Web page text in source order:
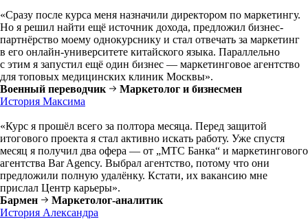
«Сразу после курса меня назначили директором по маркетингу.
Но я решил найти ещё источник дохода, предложил бизнес-
партнёрство моему однокурснику и стал отвечать за маркетинг
в его онлайн-университете китайского языка. Параллельно
с этим я запустил ещё один бизнес — маркетинговое агентство
для топовых медицинских клиник Москвы».
Военный переводчик
Маркетолог и бизнесмен
История Максима
«Курс я прошёл всего за полтора месяца. Перед защитой
итогового проекта я стал активно искать работу. Уже спустя
месяц я получил два офера — от „МТС Банка“ и маркетингового
агентства Bar Agency. Выбрал агентство, потому что они
предложили полную удалёнку. Кстати, их вакансию мне
прислал Центр карьеры».
Бармен
Маркетолог-аналитик
История Александра